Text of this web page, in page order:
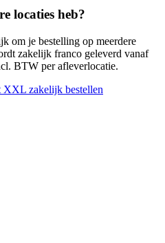
locaties heb?
om je bestelling op meerdere
zakelijk franco geleverd vanaf
BTW per afleverlocatie.